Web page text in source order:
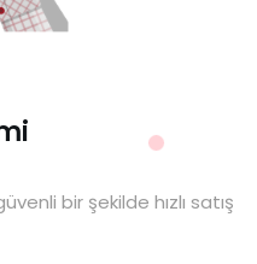
bir şekilde hızlı satış